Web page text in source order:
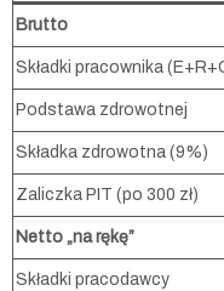
Brutto
Składki pracownika
Podstawa zdrowotnej
Składka zdrowotna (9%)
Zaliczka PIT (po 300 zł)
Netto „na rękę”
Składki pracodawcy